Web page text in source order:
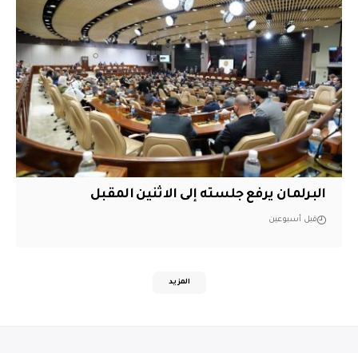
البرلمان يرفع جلسته إلى الاثنين المقبل
قبل أسبوعين
المزيد